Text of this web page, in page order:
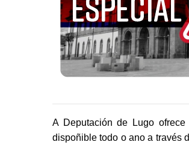
A Deputación de Lugo
dispoñible todo o ano a través